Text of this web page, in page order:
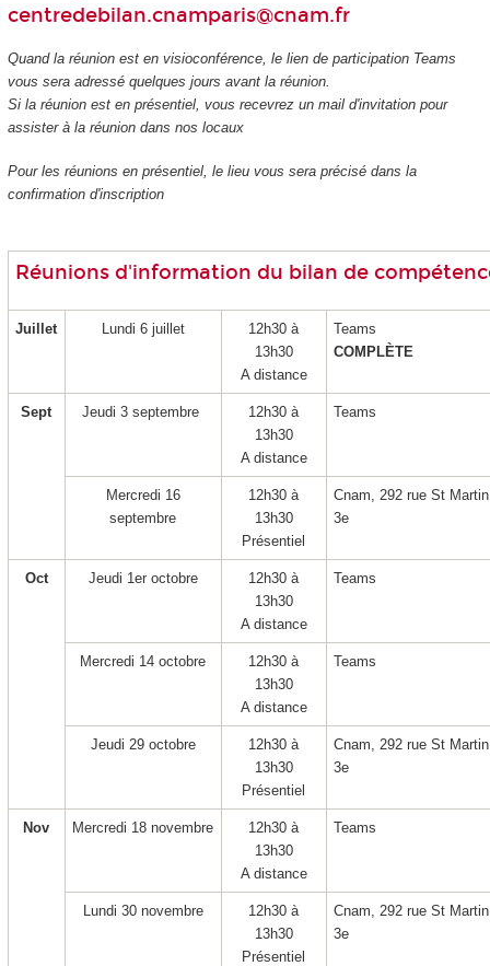
centredebilan.cnamparis@cnam.fr
Quand la réunion est en visioconférence, le lien de participation Teams
vous sera adressé quelques jours avant la réunion.
Si la réunion est en présentiel, vous recevrez un mail d'invitation pour
assister à la réunion dans nos locaux
Pour les réunions en présentiel, le lieu vous sera précisé dans la
confirmation d'inscription
Réunions d'information du bilan de
Juillet Lundi 6 juillet
12h30 à
13h30
A distance
Teams
COMPLÈTE
Sept Jeudi 3 septembre
12h30 à
13h30
A distance
Teams
Mercredi 16
septembre
12h30 à
13h30
Présentiel
Cnam, 292 rue St
3e
Oct Jeudi 1 er octobre
12h30 à
13h30
A distance
Teams
Mercredi 14 octobre
12h30 à
13h30
A distance
Teams
Jeudi 29 octobre
12h30 à
13h30
Présentiel
Cnam, 292 rue St
3e
Nov Mercredi 18 novembre
12h30 à
13h30
A distance
Teams
Lundi 30 novembre
12h30 à
13h30
Présentiel
Cnam, 292 rue St
3e